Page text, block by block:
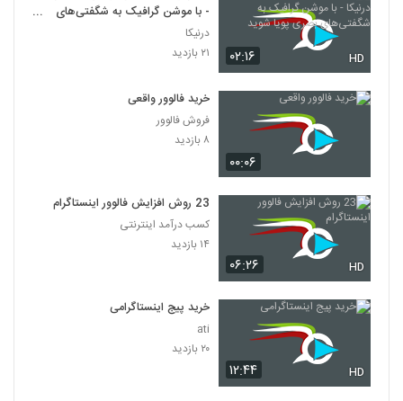
۰۲:۱۶ HD
- با موشن گرافیک به شگفتی‌های
بصری پویا شوید
درنیکا
۲۱ بازدید
۰۰:۰۶
خرید فالوور واقعی
فروش فالوور
۸ بازدید
۰۶:۲۶ HD
23 روش افزایش فالوور اینستاگرام
کسب درآمد اینترنتی
۱۴ بازدید
۱۲:۴۴ HD
خرید پیج اینستاگرامی
ati
۲۰ بازدید